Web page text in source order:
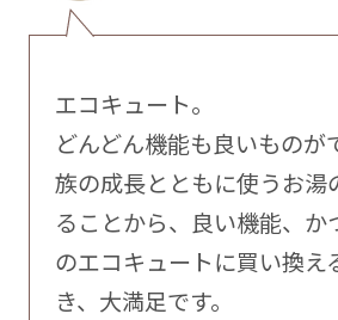
エコキュート。
どんどん機能も良いものが
族の成長とともに使うお湯
ることから、良い機能、か
のエコキュートに買い換え
き、大満足です。